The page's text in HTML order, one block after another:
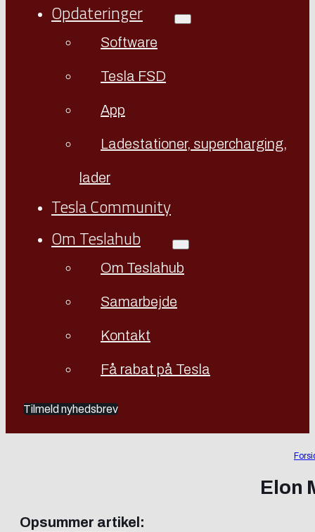
Opdateringer
Software
Tesla FSD
App
Ladestationer, supercharging,
lader
Tesla Community
Om Teslahub
Om Teslahub
Samarbejde
Kontakt
Få rabat på Tesla
Tilmeld nyhedsbrev
Elon
Opsummer artikel: